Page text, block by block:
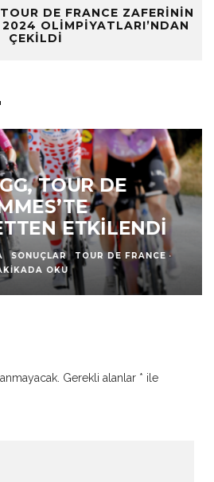
DE FRANCE ZAFERININ
OLIMPIYATLARI’NDAN
ÇEKILDI
TOUR DE
ETKILENDI
SONUÇLAR TOUR DE FRANCE ·
OKU
Gerekli alanlar * ile